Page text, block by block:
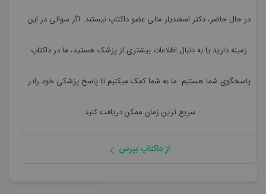
در حال حاضر،دکتر اسفندیار مالی عضو داکتاپ نیستند. اگر سوالی در این
زمینه دارید یا به دنبال اطلاعات بیشتری از پزشک هستید، ما در داکتاپ
پاسخگوی شما هستیم. ما به شما کمک میکنیم تا پاسخ پزشکی خود رادر
سریع ترین زمان ممکن دریافت کنید.
از داکتاپ بپرس